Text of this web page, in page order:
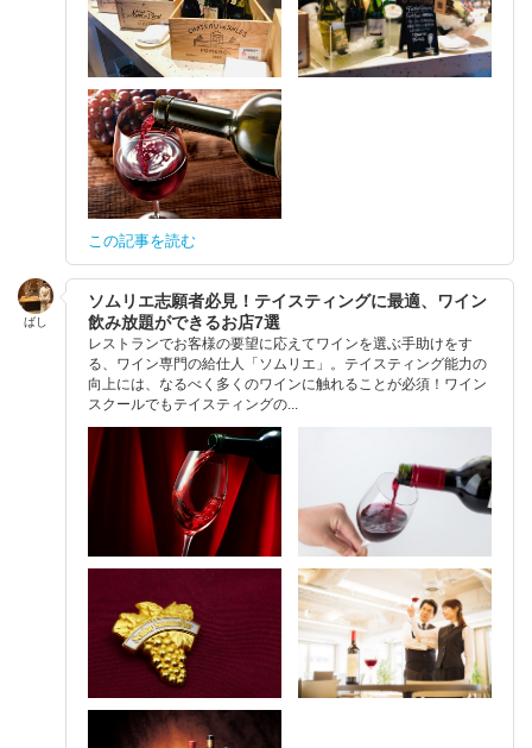
この記事を読む
ばし
ソムリエ志願者必見！テイスティングに最適、ワイン
飲み放題ができるお店7選
レストランでお客様の要望に応えてワインを選ぶ手助けをす
る、ワイン専門の給仕人「ソムリエ」。テイスティング能力の
向上には、なるべく多くのワインに触れることが必須！ワイン
スクールでもテイスティングの...